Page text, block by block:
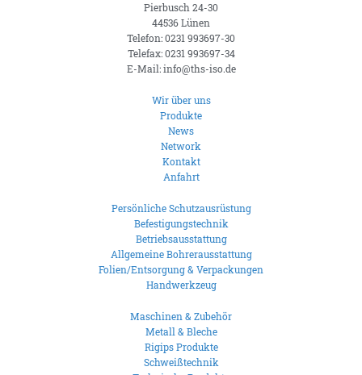
Pierbusch 24-30
44536 Lünen
Telefon: 0231 993697-30
Telefax: 0231 993697-34
E-Mail: info@ths-iso.de
Wir über uns
Produkte
News
Network
Kontakt
Anfahrt
Persönliche Schutzausrüstung
Befestigungstechnik
Betriebsausstattung
Allgemeine Bohrerausstattung
Folien/Entsorgung & Verpackungen
Handwerkzeug
Maschinen & Zubehör
Metall & Bleche
Rigips Produkte
Schweißtechnik